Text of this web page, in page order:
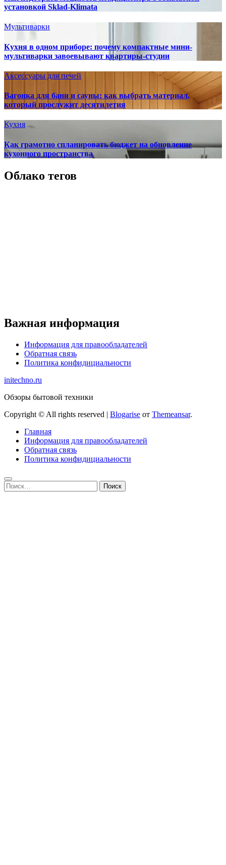
установкой Sklad-Klimata
Мультиварки
Кухня в одном приборе: почему компактные мини-
мультиварки завоевывают квартиры-студии
Аксессуары для печей
Вагонка для бани и сауны: как выбрать материал,
который прослужит десятилетия
Кухня
Как грамотно спланировать бюджет на обновление
кухонного пространства
Облако тегов
Важная информация
Информация для правообладателей
Обратная связь
Политика конфидициальности
initechno.ru
Обзоры бытовой техники
Copyright © All rights reserved | Blogarise от Themeansar.
Главная
Информация для правообладателей
Обратная связь
Политика конфидициальности
Найти: